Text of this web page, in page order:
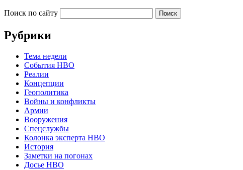
Поиск по сайту
Рубрики
Тема недели
События НВО
Реалии
Концепции
Геополитика
Войны и конфликты
Армии
Вооружения
Спецслужбы
Колонка эксперта НВО
История
Заметки на погонах
Досье НВО